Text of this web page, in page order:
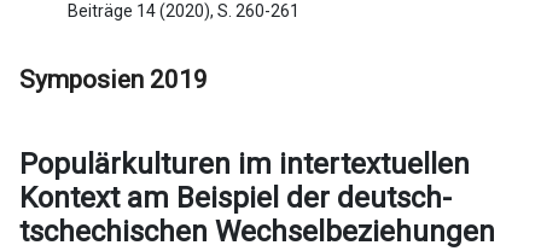
Beiträge 14 (2020), S. 260-261
Symposien 2019
Populärkulturen im intertextuellen
Kontext am Beispiel der deutsch-
tschechischen Wechselbeziehungen